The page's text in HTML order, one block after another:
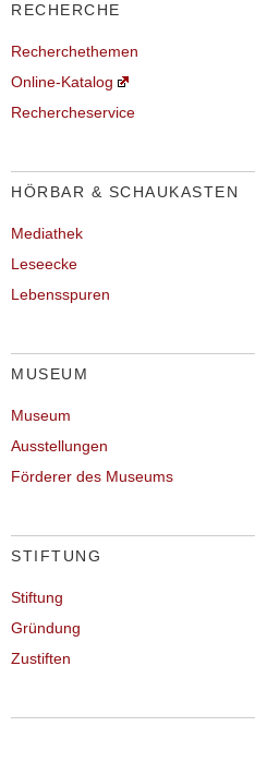
RECHERCHE
Recherchethemen
Online-Katalog
Rechercheservice
HÖRBAR & SCHAUKASTEN
Mediathek
Leseecke
Lebensspuren
MUSEUM
Museum
Ausstellungen
Förderer des Museums
STIFTUNG
Stiftung
Gründung
Zustiften